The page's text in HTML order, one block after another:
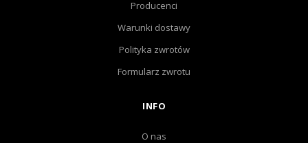
Producenci
Warunki dostawy
Polityka zwrotów
Formularz zwrotu
INFO
O nas